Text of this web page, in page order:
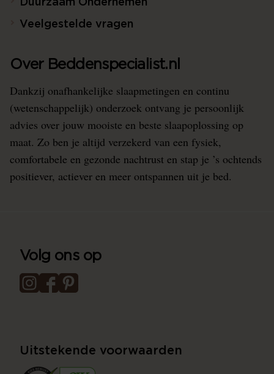
Duurzaam Ondernemen
Veelgestelde vragen
Over Beddenspecialist.nl
Dankzij onafhankelijke slaapmetingen en continu
(wetenschappelijk) onderzoek ontvang je persoonlijk
advies over jouw mooiste en beste slaapoplossing op
maat. Zo ben je altijd verzekerd van een fysiek,
comfortabele en gezonde nachtrust en stap je ’s ochtends
positiever, actiever en meer ontspannen uit je bed.
Volg ons op
Uitstekende voorwaarden